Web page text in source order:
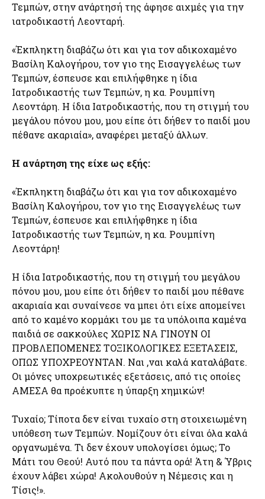
Τεμπών, στην ανάρτησή της άφησε αιχμές για την
ιατροδικαστή Λεονταρή.
«Έκπληκτη διαβάζω ότι και για τον αδικοχαμένο
Βασίλη Καλογήρου, τον γιο της Εισαγγελέως των
Τεμπών, έσπευσε και επιλήφθηκε η ίδια
Ιατροδικαστής των Τεμπών, η κα. Ρουμπίνη
Λεοντάρη. Η ίδια Ιατροδικαστής, που τη στιγμή του
μεγάλου πόνου μου, μου είπε ότι δήθεν το παιδί μου
πέθανε ακαριαία», αναφέρει μεταξύ άλλων.
Η ανάρτηση της είχε ως εξής:
«Έκπληκτη διαβάζω ότι και για τον αδικοχαμένο
Βασίλη Καλογήρου, τον γιο της Εισαγγελέως των
Τεμπών, έσπευσε και επιλήφθηκε η ίδια
Ιατροδικαστής των Τεμπών, η κα. Ρουμπίνη
Λεοντάρη!
Η ίδια Ιατροδικαστής, που τη στιγμή του μεγάλου
πόνου μου, μου είπε ότι δήθεν το παιδί μου πέθανε
ακαριαία και συναίνεσε να μπει ότι είχε απομείνει
από το καμένο κορμάκι του με τα υπόλοιπα καμένα
παιδιά σε σακκούλες ΧΩΡΙΣ ΝΑ ΓΙΝΟΥΝ ΟΙ
ΠΡΟΒΛΕΠΟΜΕΝΕΣ ΤΟΞΙΚΟΛΟΓΙΚΕΣ ΕΞΕΤΑΣΕΙΣ,
ΟΠΩΣ ΥΠΟΧΡΕΟΥΝΤΑΝ. Ναι ,ναι καλά καταλάβατε.
Οι μόνες υποχρεωτικές εξετάσεις, από τις οποίες
ΑΜΕΣΑ θα προέκυπτε η ύπαρξη χημικών!
Τυχαίο; Τίποτα δεν είναι τυχαίο στη στοιχειωμένη
υπόθεση των Τεμπών. Νομίζουν ότι είναι όλα καλά
οργανωμένα. Τι δεν έχουν υπολογίσει όμως; To
Μάτι του Θεού! Αυτό που τα πάντα ορά! Άτη & Ύβρις
έχουν λάβει χώρα! Ακολουθούν η Νέμεσις και η
Τίσις!».